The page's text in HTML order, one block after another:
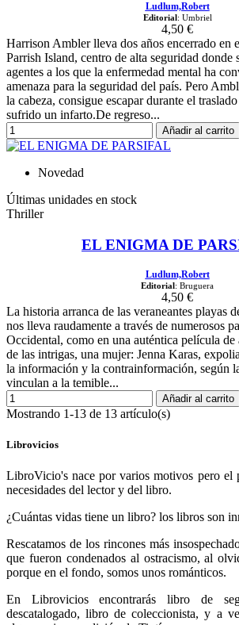
Ludlum,Robert
Editorial: Umbriel
4,50 €
Harrison Ambler lleva dos años encerrado en
Parrish Island, centro de alta seguridad donde
agentes a los que la enfermedad mental ha
amenaza para la seguridad del país. Pero
la cabeza, consigue escapar durante el
sufrido un infarto.De regreso...
Añadir al carrito
Novedad
Últimas unidades en stock
Thriller
EL ENIGMA DE
Ludlum,Robert
Editorial: Bruguera
4,50 €
La historia arranca de las veraneantes playas
nos lleva raudamente a través de numerosos
Occidental, como en una auténtica película
de las intrigas, una mujer: Jenna Karas,
la información y la contrainformación, según
vinculan a la temible...
Añadir al carrito
Mostrando 1-13 de 13 artículo(s)
Librovicios
LibroVicio's nace por varios motivos pero el
necesidades del lector y del libro.
¿Cuántas vidas tiene un libro? los libros son
Rescatamos de los rincones más
que fueron condenados al ostracismo, al
porque en el fondo, somos unos románticos.
En Librovicios encontrarás libro de
descatalogado, libro de coleccionista, y a